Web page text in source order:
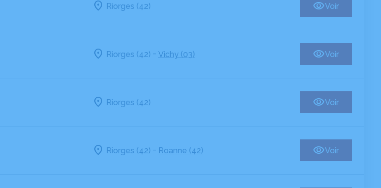
Riorges (42) Voir
Riorges (42) - Vichy (03) Voir
Riorges (42) Voir
Riorges (42) - Roanne (42) Voir